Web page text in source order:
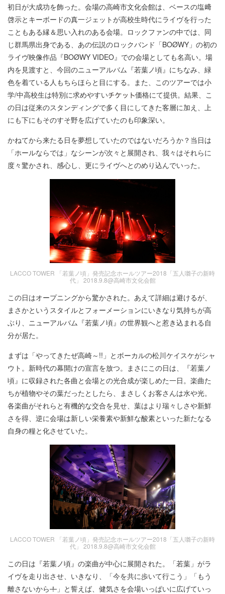
初日が大成功を飾った。会場の高崎市文化会館は、ベースの塩﨑
啓示とキーボードの真一ジェットが高校生時代にライヴを行った
こともある縁＆思い入れのある会場。ロックファンの中では、同
じ群馬県出身である、あの伝説のロックバンド「BOØWY」の初の
ライヴ映像作品『BOØWY VIDEO』での会場としても名高い。場
内を見渡すと、今回のニューアルバム『若葉ノ頃』にちなみ、緑
色を着ている人もちらほらと目にする。また、このツアーでは小
学/中高校生は特別に求めやすい
価格にて提供。結果、こ
の日は従来のスタンディングで多く目にしてきた客層に加え、上
にも下にもそのすそ野を広げていたのも印象深い。
かねてから来たる日を夢想していたのではないだろうか？当日は
「ホールならでは」なシーンが次々と展開され、我々はそれらに
度々驚かされ、感心し、更にライヴへとのめり込んでいった。
LACCO TOWER 「若葉ノ頃」発売記念ホールツアー2018「五人囃子の新時
代」 2018.9.8@高崎市文化会館
この日はオープニングから驚かされた。あえて詳細は避けるが、
まさかというスタイルとフォーメーションにいきなり気持ちが高
ぶり、ニューアルバム『若葉ノ頃』の世界観へと惹き込まれる自
分が居た。
まずは「やってきたぜ高崎～!!」とボーカルの松川ケイスケがシャ
ウト。新時代の幕開けの宣言を放つ。まさにこの日は、『若葉ノ
頃』に収録された各曲と会場との光合成が楽しめた一日。楽曲た
ちが植物やその葉だったとしたら、まさしくお客さんは水や光。
各楽曲がそれらと有機的な交合を見せ、葉はより瑞々しさや新鮮
さを得、逆に会場は新しい栄養素や新鮮な酸素といった新たなる
自身の糧と化させていた。
LACCO TOWER 「若葉ノ頃」発売記念ホールツアー2018「五人囃子の新時
代」 2018.9.8@高崎市文化会館
この日は『若葉ノ頃』の楽曲が中心に展開された。「若葉」がラ
イヴを走り出させ、いきなり、「今を共に歩いて行こう」「もう
離さないから！ 」と誓えば、健気さを会場いっぱいに広げていっ